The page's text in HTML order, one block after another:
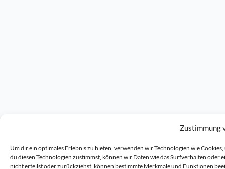
Zustimmung
Um dir ein optimales Erlebnis zu bieten, verwenden wir Technologien wie
du diesen Technologien zustimmst, können wir Daten wie das Surfverhalten
nicht erteilst oder zurückziehst, können bestimmte Merkmale und Funktionen